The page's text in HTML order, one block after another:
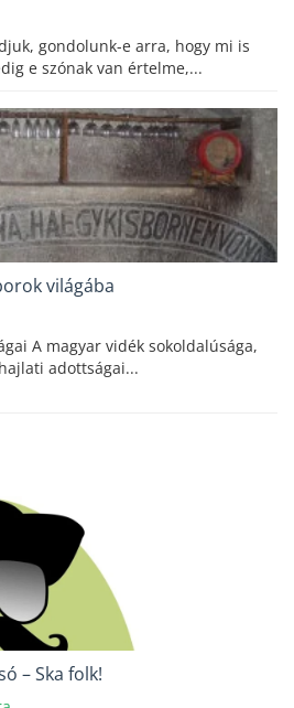
gondolunk-e arra, hogy mi is
e szónak van értelme,...
világába
A magyar vidék sokoldalúsága,
adottságai...
– Ska folk!